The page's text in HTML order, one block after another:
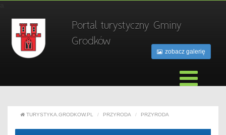
Portal turystyczny Gminy
Grodków
zobacz galerię
TURYSTYKA.GRODKOW.PL PRZYRODA PRZYRODA